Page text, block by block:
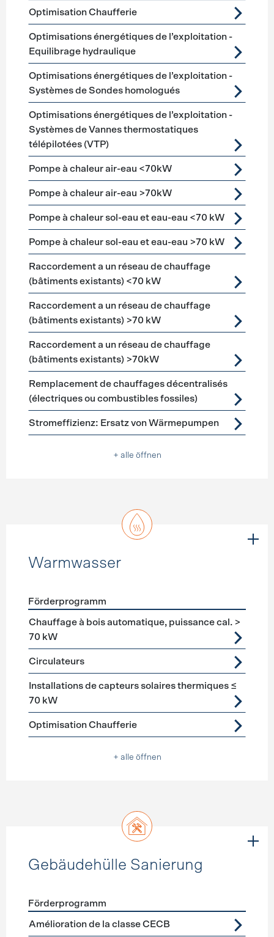
Optimisation Chaufferie
Optimisations énergétiques de l’exploitation -
Equilibrage hydraulique
Optimisations énergétiques de l’exploitation -
Systèmes de Sondes homologués
Optimisations énergétiques de l’exploitation -
Systèmes de Vannes thermostatiques
télépilotées (VTP)
Pompe à chaleur air-eau <70kW
Pompe à chaleur air-eau >70kW
Pompe à chaleur sol-eau et eau-eau <70 kW
Pompe à chaleur sol-eau et eau-eau >70 kW
Raccordement a un réseau de chauffage
(bâtiments existants) <70 kW
Raccordement a un réseau de chauffage
(bâtiments existants) >70 kW
Raccordement a un réseau de chauffage
(bâtiments existants) >70kW
Remplacement de chauffages décentralisés
(électriques ou combustibles fossiles)
Stromeffizienz: Ersatz von Wärmepumpen
+ alle öffnen
Warmwasser
Förderprogramme Warmwasser
Förderprogramm
Chauffage à bois automatique, puissance cal. >
70 kW
Circulateurs
Installations de capteurs solaires thermiques ≤
70 kW
Optimisation Chaufferie
+ alle öffnen
Gebäudehülle Sanierung
Förderprogramme Gebäudehülle Sanierung
Förderprogramm
Amélioration de la classe CECB